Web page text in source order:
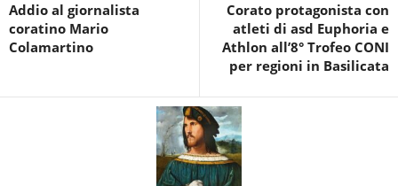
Addio al giornalista
coratino Mario
Colamartino
Corato protagonista con
atleti di asd Euphoria e
Athlon all’8° Trofeo CONI
per regioni in Basilicata